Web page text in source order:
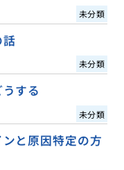
未分類
未分類
する
未分類
と原因特定の方